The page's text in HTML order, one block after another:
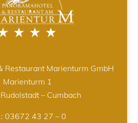
Restaurant Marienturm GmbH
Marienturm 1
– Cumbach
03672 43 27 – 0